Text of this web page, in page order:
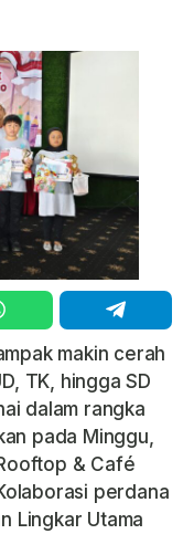
makin cerah
TK, hingga SD
dalam rangka
pada Minggu,
& Café
perdana
Lingkar Utama